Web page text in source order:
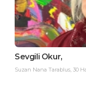
Sevgili Okur,
Suzan Nana Tarablus 30